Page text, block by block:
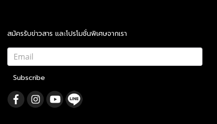
สมัครรับข่าวสาร และโปรโมชั่นพิเศษจากเรา
Subscribe